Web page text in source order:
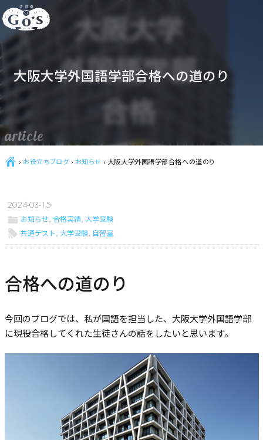
article
大阪大学外国語学部合格への道のり
Ç › お役立ちブログ› お知らせ › 大阪大学外国語学部合格への道のり
2024-03-15
ë お知らせ, 合格実績, 大学受験
l 共通テスト, 大学受験, 自習室
合格への道のり
今回のブログでは、私が国語を担当した、大阪大学外国語学部
に現役合格してくれた生徒さんの話をしたいと思います。